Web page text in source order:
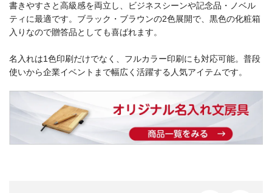
書きやすさと高級感を両立し、ビジネスシーンや記念品・ノベル
ティに最適です。ブラック・ブラウンの2色展開で、黒色の化粧箱
入りなので贈答品としても喜ばれます。
名入れは1色印刷だけでなく、フルカラー印刷にも対応可能。普段
使いから企業イベントまで幅広く活躍する人気アイテムです。